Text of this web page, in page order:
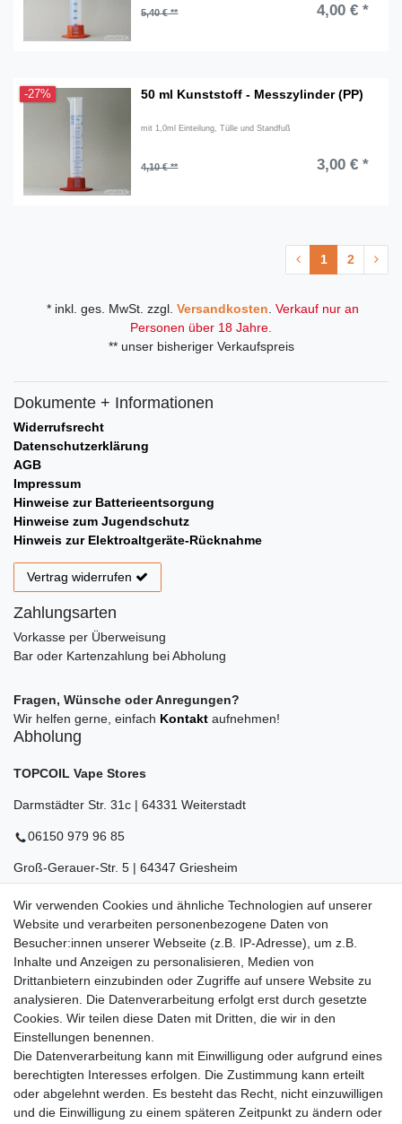
5,40 € ** 4,00 € *
-27% 50 ml Kunststoff - Messzylinder (PP)
mit 1,0ml Einteilung, Tülle und Standfuß
4,10 € ** 3,00 € *
1 2
* inkl. ges. MwSt. zzgl. Versandkosten. Verkauf nur an
Personen über 18 Jahre.
** unser bisheriger Verkaufspreis
Dokumente + Informationen
Widerrufsrecht
Datenschutzerklärung
AGB
Impressum
Hinweise zur Batterieentsorgung
Hinweise zum Jugendschutz
Hinweis zur Elektroaltgeräte-Rücknahme
Vertrag widerrufen
Zahlungsarten
Vorkasse per Überweisung
Bar oder Kartenzahlung bei Abholung
Fragen, Wünsche oder Anregungen?
Wir helfen gerne, einfach Kontakt aufnehmen!
Abholung
TOPCOIL Vape Stores
Darmstädter Str. 31c | 64331 Weiterstadt
06150 979 96 85
Groß-Gerauer-Str. 5 | 64347 Griesheim
06155 834 88 58
Eberstädter Str. 21 | 64319 Pfungstadt
06157 984 88 55
Öffnungszeiten finden Sie hier: www.topcoil.de
E-MAIL **
Newsletter
Honig
Hiermit bestätige ich, dass ich dieDaten­schutz­erklärunggelesen habe.
Meine Einwilligung kann ich jederzeit widerrufen.**
Wir verwenden Cookies und ähnliche Technologien auf unserer
Website und verarbeiten personenbezogene Daten von
Besucher:innen unserer Webseite (z.B. IP-Adresse), um z.B.
Inhalte und Anzeigen zu personalisieren, Medien von
Drittanbietern einzubinden oder Zugriffe auf unsere Website zu
analysieren. Die Datenverarbeitung erfolgt erst durch gesetzte
Cookies. Wir teilen diese Daten mit Dritten, die wir in den
Einstellungen benennen.
Die Datenverarbeitung kann mit Einwilligung oder aufgrund eines
berechtigten Interesses erfolgen. Die Zustimmung kann erteilt
oder abgelehnt werden. Es besteht das Recht, nicht einzuwilligen
und die Einwilligung zu einem späteren Zeitpunkt zu ändern oder